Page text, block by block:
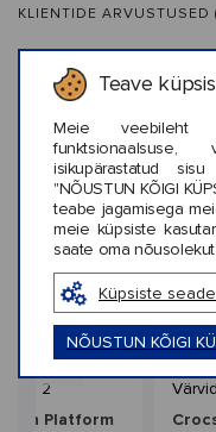
Teave
Meie veebileht
isikupärastatud
"NÕUSTUN KÕIGI
teabe jagamisega
meie küpsiste
saate oma
Küpsiste
NÕUSTUN KÕIGI
KLIENTIDE ARVUSTUSED
Sarnased
: 2
Platform
Uus
‹